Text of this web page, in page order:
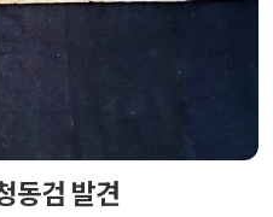
동검 발견